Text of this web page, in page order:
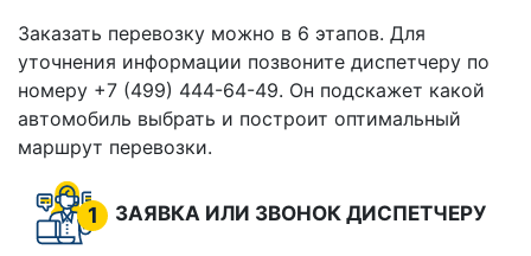
Заказать перевозку можно в 6 этапов. Для
уточнения информации позвоните диспетчеру по
номеру +7 (499) 444-64-49. Он подскажет какой
автомобиль выбрать и построит оптимальный
маршрут перевозки.
1 ЗАЯВКА ИЛИ ЗВОНОК ДИСПЕТЧЕРУ